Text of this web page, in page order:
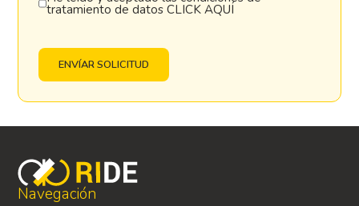
tratamiento de datosCLICK AQUÍ
ENVÍAR SOLICITUD
Navegación